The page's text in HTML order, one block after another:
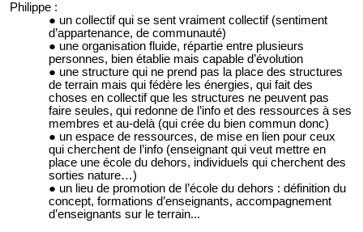
Philippe :
un collectif qui se sent vraiment collectif (sentiment
d’appartenance, de communauté)
une organisation fluide, répartie entre plusieurs
personnes, bien établie mais capable d’évolution
une structure qui ne prend pas la place des structures
de terrain mais qui fédère les énergies, qui fait des
choses en collectif que les structures ne peuvent pas
faire seules, qui redonne de l’info et des ressources à ses
membres et au-delà (qui crée du bien commun donc)
un espace de ressources, de mise en lien pour ceux
qui cherchent de l’info (enseignant qui veut mettre en
place une école du dehors, individuels qui cherchent des
sorties nature…)
un lieu de promotion de l’école du dehors : définition du
concept, formations d’enseignants, accompagnement
d’enseignants sur le terrain...